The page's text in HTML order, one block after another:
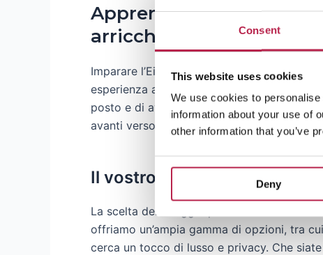
Consent
This website uses cookies
We use cookies to
information about your use of
other information that you’ve
Deny
Apprendimento
arricchisce
Imparare l’Eivissenc, anche solo qualche
esperienza a Ibiza. Vi permette di entrare
posto e di avere una visione più autentica
avanti verso il cuore di Ibiza.
Il vostro soggiorno ideale a
La scelta dell’alloggio perfetto è
offriamo un’ampia gamma di opzioni, tra cui
cerca un tocco di lusso e privacy. Che